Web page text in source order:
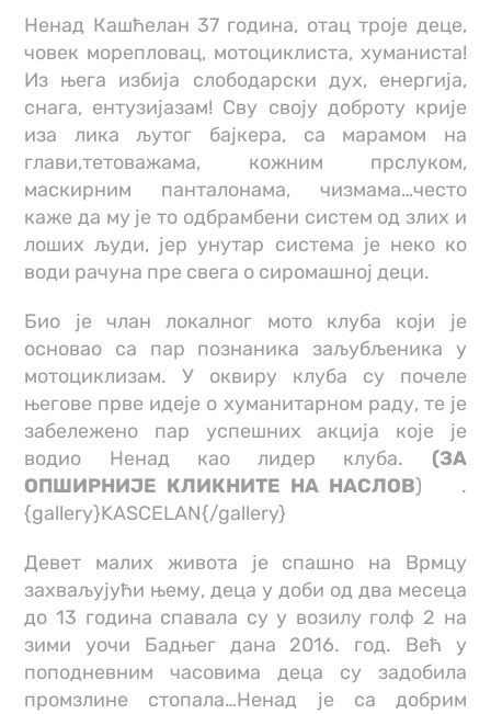
Ненад Кашћелан 37 година, отац троје деце,
човек морепловац, мотоциклиста, хуманиста!
Из њега избија слободарски дух, енергија,
снага, ентузијазам! Сву своју доброту крије
иза лика љутог бајкера, са марамом на
глави,тетоважама, кожним прслуком,
маскирним панталонама, чизмама…често
каже да му је то одбрамбени систем од злих и
лоших људи, јер унутар система је неко ко
води рачуна пре свега о сиромашној деци.
Био је члан локалног мото клуба који је
основао са пар познаника заљубљеника у
мотоциклизам. У оквиру клуба су почеле
његове прве идеје о хуманитарном раду, те је
забележено пар успешних акција које је
водио Ненад као лидер клуба. (ЗА
ОПШИРНИЈЕ КЛИКНИТЕ НА НАСЛОВ) .
{gallery}KASCELAN{/gallery}
Девет малих живота је спашно на Врмцу
захваљујући њему, деца у доби од два месеца
до 13 година спавала су у возилу голф 2 на
зими уочи Бадњег дана 2016. год. Већ у
поподневним часовима деца су задобила
промзлине стопала…Ненад је са добрим